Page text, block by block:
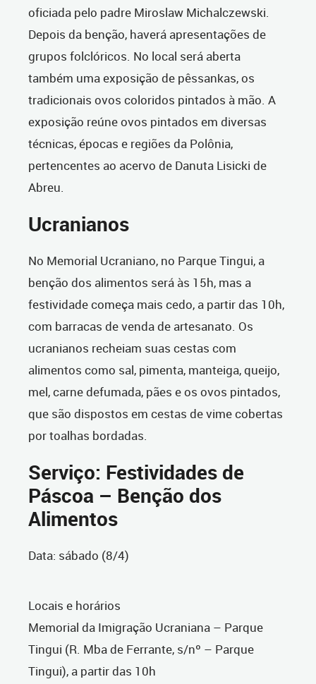
oficiada pelo padre Miroslaw Michalczewski.
Depois da benção, haverá apresentações de
grupos folclóricos. No local será aberta
também uma exposição de pêssankas, os
tradicionais ovos coloridos pintados à mão. A
exposição reúne ovos pintados em diversas
técnicas, épocas e regiões da Polônia,
pertencentes ao acervo de Danuta Lisicki de
Abreu.
Ucranianos
No Memorial Ucraniano, no Parque Tingui, a
benção dos alimentos será às 15h, mas a
festividade começa mais cedo, a partir das 10h,
com barracas de venda de artesanato. Os
ucranianos recheiam suas cestas com
alimentos como sal, pimenta, manteiga, queijo,
mel, carne defumada, pães e os ovos pintados,
que são dispostos em cestas de vime cobertas
por toalhas bordadas.
Serviço: Festividades de
Páscoa – Benção dos
Alimentos
Data: sábado (8/4)
Locais e horários
Memorial da Imigração Ucraniana – Parque
Tingui (R. Mba de Ferrante, s/nº – Parque
Tingui), a partir das 10h